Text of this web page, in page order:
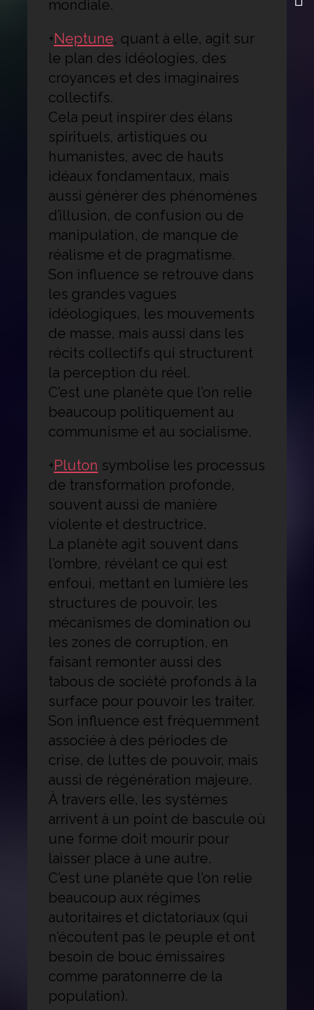
mondiale.
+Neptune, quant à elle, agit sur
le plan des idéologies, des
croyances et des imaginaires
collectifs.
Cela peut inspirer des élans
spirituels, artistiques ou
humanistes, avec de hauts
idéaux fondamentaux, mais
aussi générer des phénomènes
d’illusion, de confusion ou de
manipulation, de manque de
réalisme et de pragmatisme.
Son influence se retrouve dans
les grandes vagues
idéologiques, les mouvements
de masse, mais aussi dans les
récits collectifs qui structurent
la perception du réel.
C’est une planète que l’on relie
beaucoup politiquement au
communisme et au socialisme.
+Pluton symbolise les processus
de transformation profonde,
souvent aussi de manière
violente et destructrice.
La planète agit souvent dans
l’ombre, révélant ce qui est
enfoui, mettant en lumière les
structures de pouvoir, les
mécanismes de domination ou
les zones de corruption, en
faisant remonter aussi des
tabous de société profonds à la
surface pour pouvoir les traiter.
Son influence est fréquemment
associée à des périodes de
crise, de luttes de pouvoir, mais
aussi de régénération majeure.
À travers elle, les systèmes
arrivent à un point de bascule où
une forme doit mourir pour
laisser place à une autre.
C’est une planète que l’on relie
beaucoup aux régimes
autoritaires et dictatoriaux (qui
n’écoutent pas le peuple et ont
besoin de bouc émissaires
comme paratonnerre de la
population).